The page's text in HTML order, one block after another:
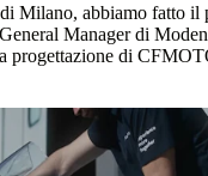
Milano, abbiamo fatto il
Manager di
progettazione di